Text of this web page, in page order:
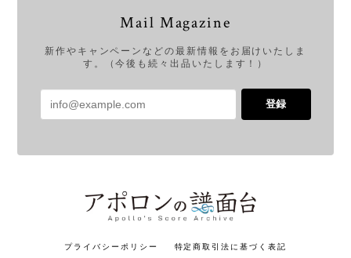
Mail Magazine
新作やキャンペーンなどの最新情報をお届けいたしま
す。（今後も続々出品いたします！）
登録
プライバシーポリシー 特定商取引法に基づく表記